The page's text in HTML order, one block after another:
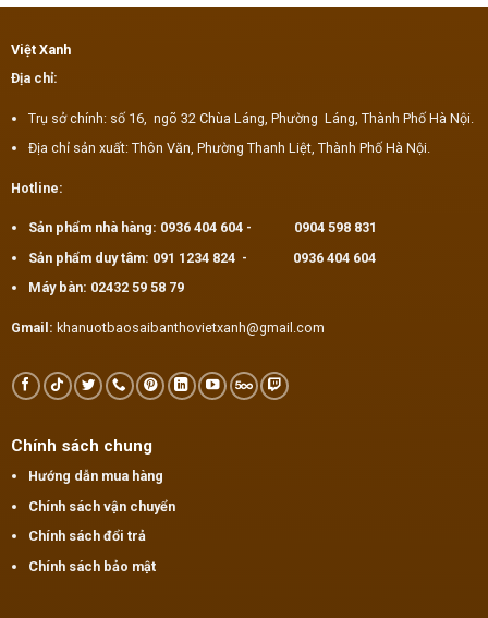
Việt Xanh
Địa chỉ:
Trụ sở chính: số 16, ngõ 32 Chùa Láng, Phường Láng, Thành Phố Hà Nội.
Địa chỉ sản xuất: Thôn Văn, Phường Thanh Liệt, Thành Phố Hà Nội.
Hotline:
Sản phẩm nhà hàng: 0936 404 604- 0904 598 831
Sản phẩm duy tâm: 091 1234 824 -
0936 404 604
Máy bàn: 02432 59 58 79
Gmail: khanuotbaosaibanthovietxanh@gmail.com
Chính sách chung
Hướng dẫn mua hàng
Chính sách vận chuyển
Chính sách đổi trả
Chính sách bảo mật